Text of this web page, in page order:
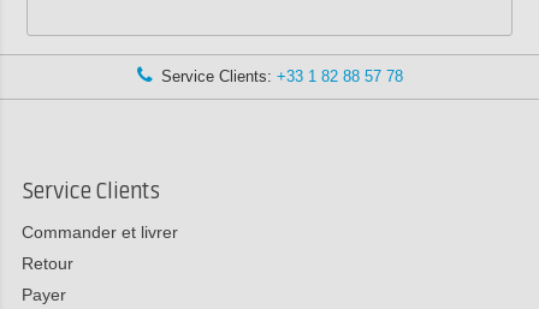
Service Clients: +33 1 82 88 57 78
Service Clients
Commander et livrer
Retour
Payer